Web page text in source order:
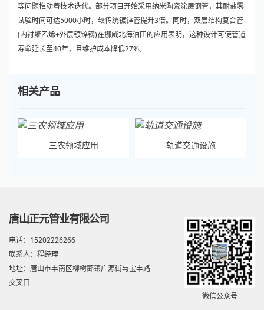
等问题推动着技术迭代。部分项目开始采用纳米陶瓷涂层钢管，其耐盐雾
试验时间可达5000小时，较传统镀锌管提升3倍。同时，双层结构复合管
(内衬聚乙烯+外层镀锌钢)在挪威北海油田的应用表明，这种设计可使管道
寿命延长至40年，且维护成本降低27%。
相关产品
三农领域应用 轨道交通设施
唐山正元管业有限公司
电话：15202226266
联系人：程经理
地址：唐山市丰南区柳树酄镇广源街与宝丰路
交叉口
微信公众号